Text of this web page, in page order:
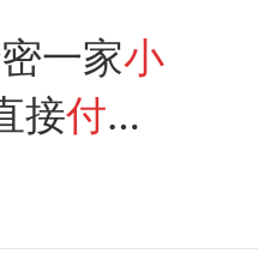
一家小
接付了